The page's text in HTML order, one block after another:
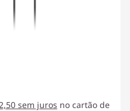
:-R$13,60
sem juros no cartão de